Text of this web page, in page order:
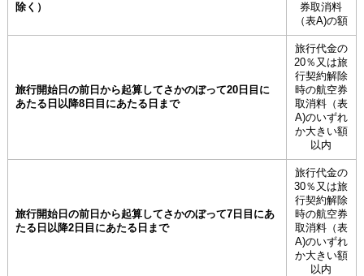
除く）
券取消料
（表A)の額
旅行開始日の前日から起算してさかのぼって20日目に
あたる日以降8日目にあたる日まで
旅行代金の
20％又は旅
行契約解除
時の航空券
取消料（表
A)のいずれ
か大きい額
以内
旅行開始日の前日から起算してさかのぼって7日目にあ
たる日以降2日目にあたる日まで
旅行代金の
30％又は旅
行契約解除
時の航空券
取消料（表
A)のいずれ
か大きい額
以内